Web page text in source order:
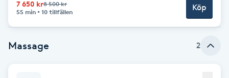
Color correction
Cryoterapi
7 650 kr8 500 kr
55 min
10 tillfällen Köp
Massage 2